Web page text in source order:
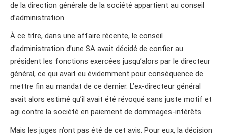
de la direction générale de la société appartient au conseil
d’administration.
À ce titre, dans une affaire récente, le conseil
d’administration d’une SA avait décidé de confier au
président les fonctions exercées jusqu’alors par le directeur
général, ce qui avait eu évidemment pour conséquence de
mettre fin au mandat de ce dernier. L’ex-directeur général
avait alors estimé qu’il avait été révoqué sans juste motif et
agi contre la société en paiement de dommages-intérêts.
Mais les juges n’ont pas été de cet avis. Pour eux, la décision